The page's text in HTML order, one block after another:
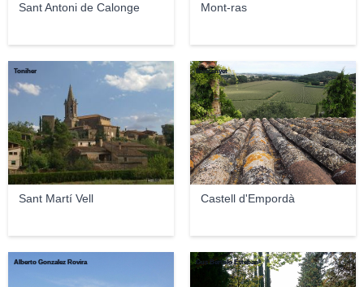
Sant Antoni de Calonge Mont-ras
Sant Martí Vell
Toniher
Castell d'Empordà
lluiscanyet
Alberto Gonzalez Rovira Gus Bertolo Esteban